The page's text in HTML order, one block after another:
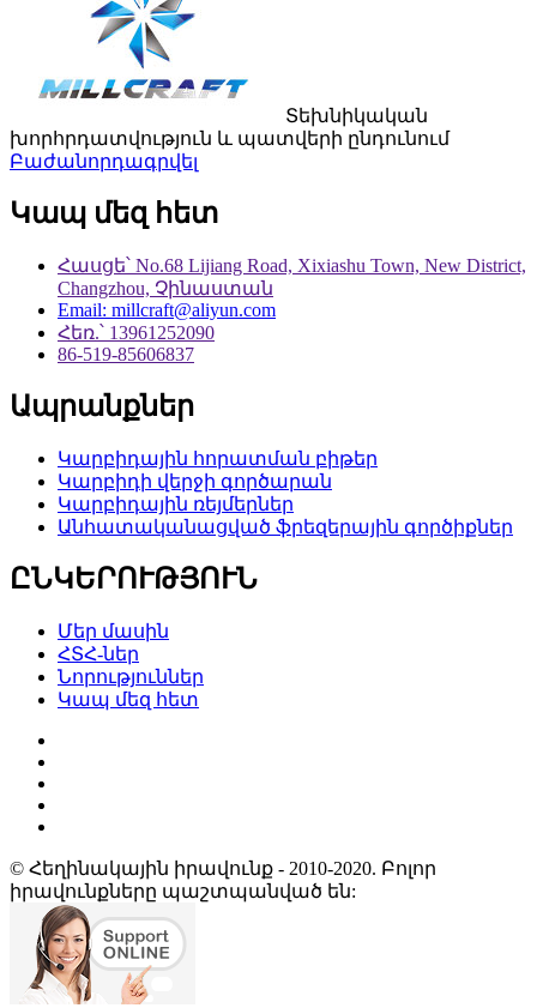
Տեխնիկական
խորհրդատվություն և պատվերի ընդունում
Բաժանորդագրվել
Կապ մեզ հետ
Հասցե՝ No.68 Lijiang Road, Xixiashu Town, New District,
Changzhou, Չինաստան
Email: millcraft@aliyun.com
Հեռ.՝ 13961252090
86-519-85606837
Ապրանքներ
Կարբիդային հորատման բիթեր
Կարբիդի վերջի գործարան
Կարբիդային ռեյմերներ
Անհատականացված ֆրեզերային գործիքներ
ԸՆԿԵՐՈՒԹՅՈՒՆ
Մեր մասին
ՀՏՀ-ներ
Նորություններ
Կապ մեզ հետ
© Հեղինակային իրավունք - 2010-2020. Բոլոր
իրավունքները պաշտպանված են: